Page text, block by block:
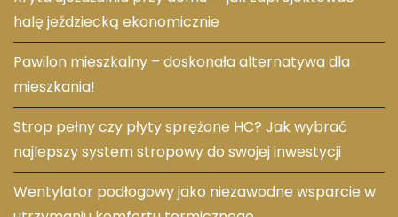
halę jeździecką ekonomicznie
Pawilon mieszkalny – doskonała alternatywa dla
mieszkania!
Strop pełny czy płyty sprężone HC? Jak wybrać
najlepszy system stropowy do swojej inwestycji
Wentylator podłogowy jako niezawodne wsparcie w